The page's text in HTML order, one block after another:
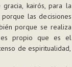
kairós, para la
las decisiones
porque se realiza
propio que es el
de espiritualidad,